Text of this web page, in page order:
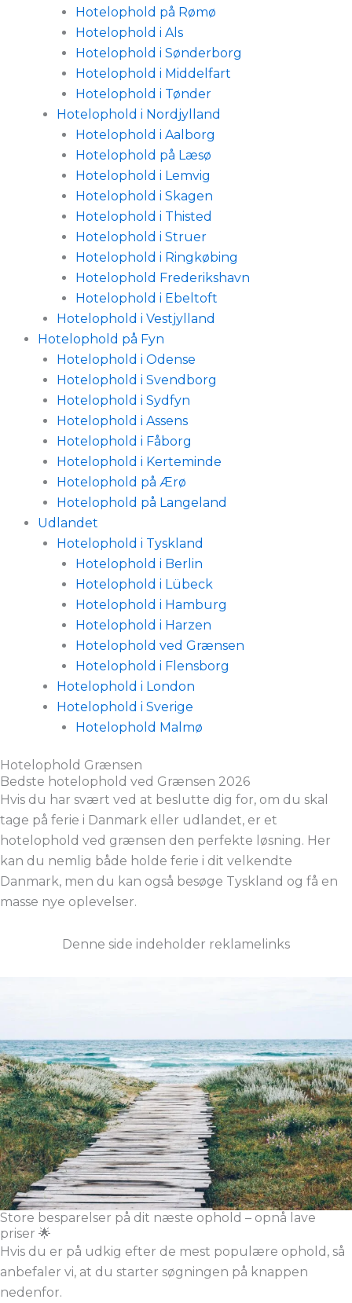
Hotelophold på Rømø
Hotelophold i Als
Hotelophold i Sønderborg
Hotelophold i Middelfart
Hotelophold i Tønder
Hotelophold i Nordjylland
Hotelophold i Aalborg
Hotelophold på Læsø
Hotelophold i Lemvig
Hotelophold i Skagen
Hotelophold i Thisted
Hotelophold i Struer
Hotelophold i Ringkøbing
Hotelophold Frederikshavn
Hotelophold i Ebeltoft
Hotelophold i Vestjylland
Hotelophold på Fyn
Hotelophold i Odense
Hotelophold i Svendborg
Hotelophold i Sydfyn
Hotelophold i Assens
Hotelophold i Fåborg
Hotelophold i Kerteminde
Hotelophold på Ærø
Hotelophold på Langeland
Udlandet
Hotelophold i Tyskland
Hotelophold i Berlin
Hotelophold i Lübeck
Hotelophold i Hamburg
Hotelophold i Harzen
Hotelophold ved Grænsen
Hotelophold i Flensborg
Hotelophold i London
Hotelophold i Sverige
Hotelophold Malmø
Hotelophold Grænsen
Bedste hotelophold ved Grænsen 2026
Hvis du har svært ved at beslutte dig for, om du skal
tage på ferie i Danmark eller udlandet, er et
hotelophold ved grænsen den perfekte løsning. Her
kan du nemlig både holde ferie i dit velkendte
Danmark, men du kan også besøge Tyskland og få en
masse nye oplevelser.
Denne side indeholder reklamelinks
Store besparelser på dit næste ophold – opnå lave
priser 🌟
Hvis du er på udkig efter de mest populære ophold, så
anbefaler vi, at du starter søgningen på knappen
nedenfor.